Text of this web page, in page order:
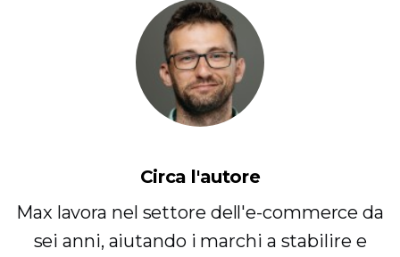
Circa l'autore
Max lavora nel settore dell'e-commerce da
sei anni, aiutando i marchi a stabilire e